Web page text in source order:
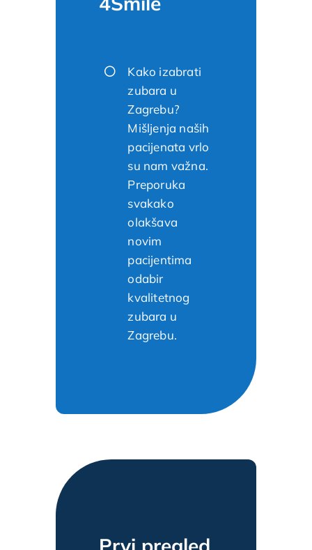
Kako izabrati
zubara u
Zagrebu?
Mišljenja naših
pacijenata vrlo
su nam važna.
Preporuka
svakako
olakšava
novim
pacijentima
odabir
kvalitetnog
zubara u
Zagrebu.